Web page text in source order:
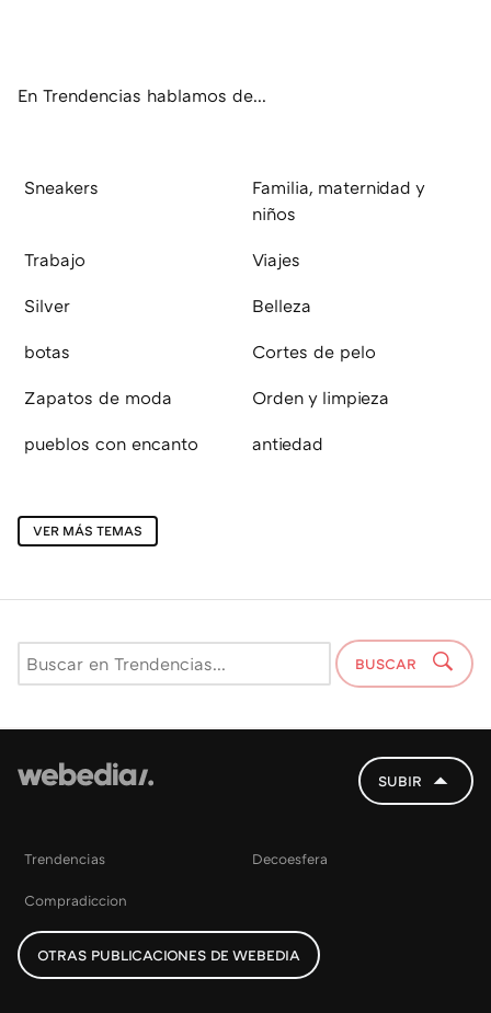
En Trendencias hablamos de...
Sneakers
Familia, maternidad y
niños
Trabajo Viajes
Silver Belleza
botas Cortes de pelo
Zapatos de moda Orden y limpieza
pueblos con encanto antiedad
VER MÁS TEMAS
BUSCAR
SUBIR
Trendencias Decoesfera
Compradiccion
OTRAS PUBLICACIONES DE WEBEDIA